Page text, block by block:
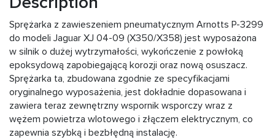
Sprężarka z zawieszeniem pneumatycznym Arnotts P-3299
do modeli Jaguar XJ 04-09 (X350/X358) jest wyposażona
w silnik o dużej wytrzymałości, wykończenie z powłoką
epoksydową zapobiegającą korozji oraz nową osuszacz.
Sprężarka ta, zbudowana zgodnie ze specyfikacjami
oryginalnego wyposażenia, jest dokładnie dopasowana i
zawiera teraz zewnętrzny wspornik wsporczy wraz z
wężem powietrza wlotowego i złączem elektrycznym, co
zapewnia szybką i bezbłędną instalację.